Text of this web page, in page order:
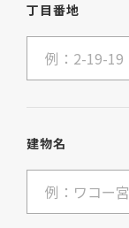
丁目番地
建物名